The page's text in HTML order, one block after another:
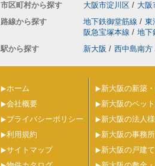
市区町村から探す 大阪市淀川区 / 大阪
路線から探す
地下鉄御堂筋線 / 東
阪急宝塚本線 / 地下
駅から探す
新大阪 / 西中島南方
ホーム
会社概要
プライバシーポリシー
利用規約
サイトマップ
新大阪の新築
新大阪のペッ
新大阪の法人
新大阪の事務
新大阪の戸建